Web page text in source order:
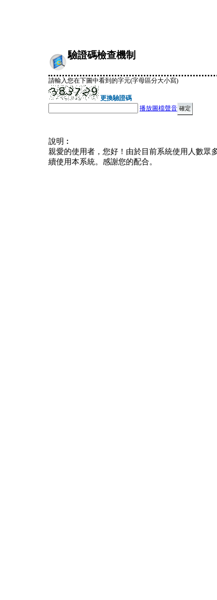
驗證碼檢查機制
請輸入您在下圖中看到的字元(字母區分大小寫)
更換驗證碼
播放圖檔聲音
說明︰
親愛的使用者，您好！由於目前系統使用人數眾
續使用本系統。感謝您的配合。